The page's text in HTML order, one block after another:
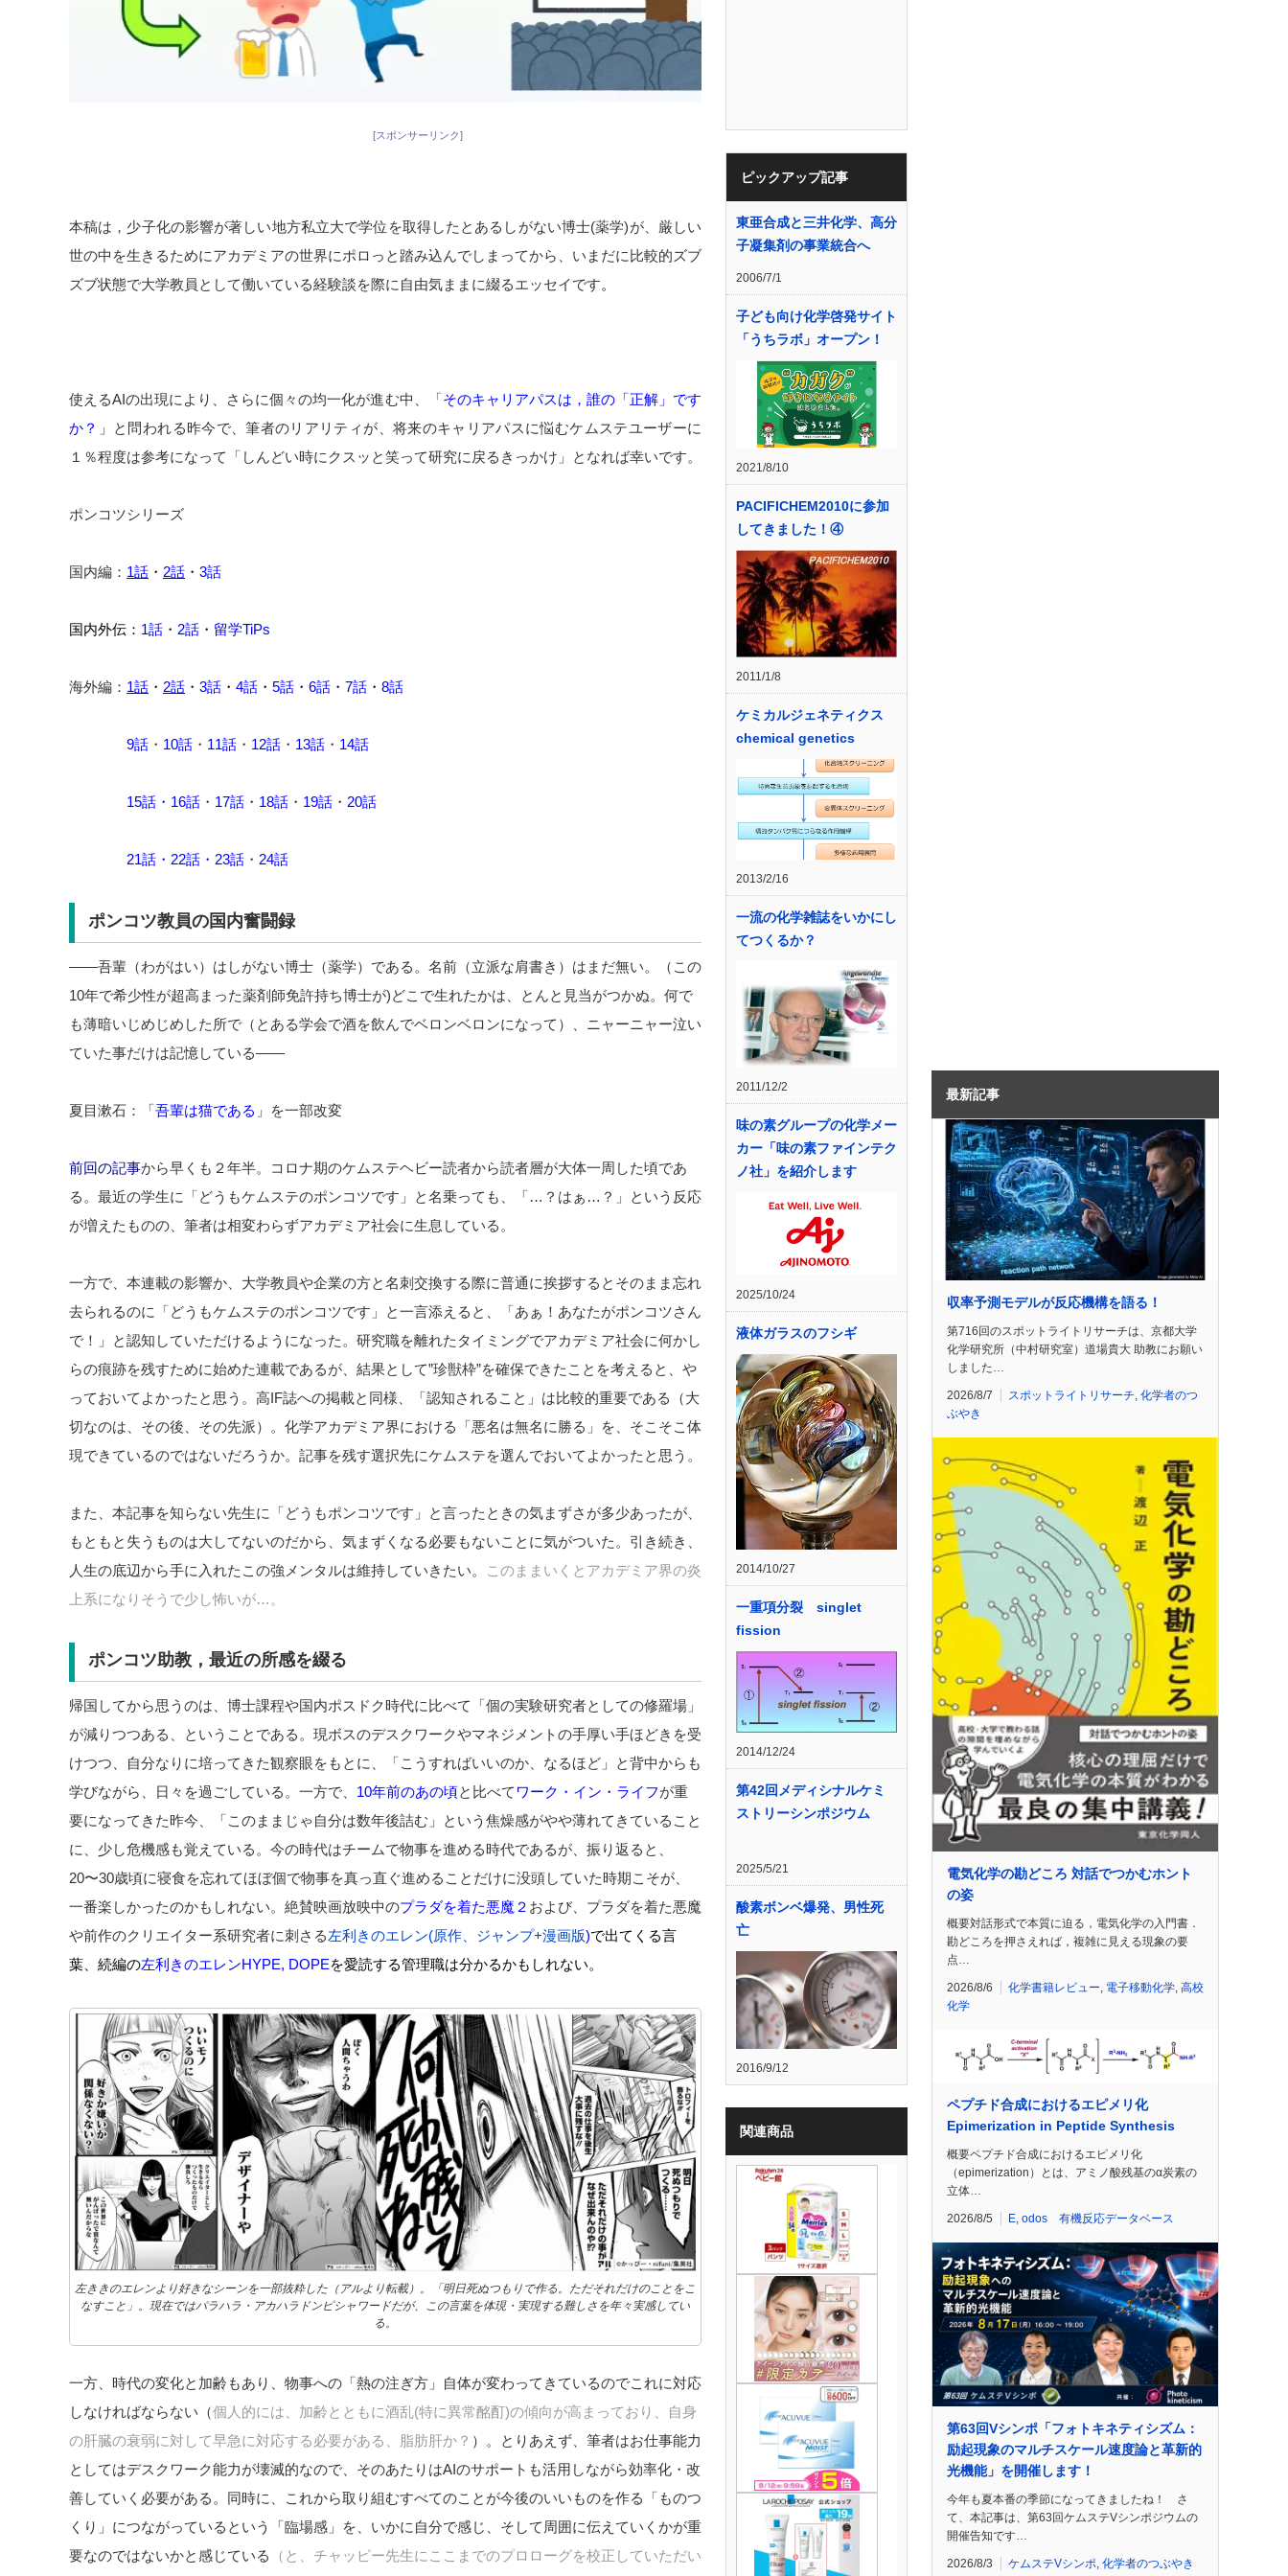
[スポンサーリンク]
本稿は，少子化の影響が著しい地方私立大で学位を取得したとあるしがない博士(薬学)が、厳しい
世の中を生きるためにアカデミアの世界にポロっと踏み込んでしまってから、いまだに比較的ズブ
ズブ状態で大学教員として働いている経験談を際に自由気ままに綴るエッセイです。
使えるAIの出現により、さらに個々の均一化が進む中、「そのキャリアパスは，誰の「正解」です
か？ 」と問われる昨今で、筆者のリアリティが、将来のキャリアパスに悩むケムステユーザーに
１％程度は参考になって「しんどい時にクスッと笑って研究に戻るきっかけ」となれば幸いです。
ポンコツシリーズ
国内編： 1話 ・ 2話 ・ 3話
国内外伝： 1話 ・ 2話 ・ 留学TiPs
海外編： 1話 ・ 2話 ・ 3話 ・ 4話 ・ 5話 ・ 6話 ・ 7話 ・ 8話
9話 ・ 10話 ・ 11話 ・ 12話 ・ 13話 ・ 14話
15話 ・ 16話 ・ 17話 ・ 18話 ・ 19話 ・ 20話
21話 ・ 22話 ・ 23話 ・ 24話
ポンコツ教員の国内奮闘録
――吾輩（わがはい）はしがない博士（薬学）である。名前（立派な肩書き）はまだ無い。（この
10年で希少性が超高まった薬剤師免許持ち博士が)どこで生れたかは、とんと見当がつかぬ。何で
も薄暗いじめじめした所で（とある学会で酒を飲んでベロンベロンになって）、ニャーニャー泣い
ていた事だけは記憶している――
夏目漱石：「吾輩は猫である 」を一部改変
前回の記事から早くも２年半。コロナ期のケムステヘビー読者から読者層が大体一周した頃であ
る。最近の学生に「どうもケムステのポンコツです」と名乗っても、「…？はぁ…？」という反応
が増えたものの、筆者は相変わらずアカデミア社会に生息している。
一方で、本連載の影響か、大学教員や企業の方と名刺交換する際に普通に挨拶するとそのまま忘れ
去られるのに「どうもケムステのポンコツです」と一言添えると、「あぁ！あなたがポンコツさん
で！」と認知していただけるようになった。研究職を離れたタイミングでアカデミア社会に何かし
らの痕跡を残すために始めた連載であるが、結果として”珍獣枠”を確保できたことを考えると、や
っておいてよかったと思う。高IF誌への掲載と同様、「認知されること」は比較的重要である（大
切なのは、その後、その先派）。化学アカデミア界における「悪名は無名に勝る」を、そこそこ体
現できているのではないだろうか。記事を残す選択先にケムステを選んでおいてよかったと思う。
また、本記事を知らない先生に「どうもポンコツです」と言ったときの気まずさが多少あったが、
もともと失うものは大してないのだから、気まずくなる必要もないことに気がついた。引き続き、
人生の底辺から手に入れたこの強メンタルは維持していきたい。
このままいくとアカデミア界の炎
上系になりそうで少し怖いが…。
ポンコツ助教，最近の所感を綴る
帰国してから思うのは、博士課程や国内ポスドク時代に比べて「個の実験研究者としての修羅場」
が減りつつある、ということである。現ボスのデスクワークやマネジメントの手厚い手ほどきを受
けつつ、自分なりに培ってきた観察眼をもとに、「こうすればいいのか、なるほど」と背中からも
学びながら、日々を過ごしている。一方で、 10年前のあの頃と比べて ワーク ・イン・ ライフが重
要になってきた昨今、「このままじゃ自分は数年後詰む」という焦燥感がやや薄れてきていること
に、少し危機感も覚えている。今の時代はチームで物事を進める時代であるが、振り返ると、
20〜30歳頃に寝食を忘れてほぼ個で物事を真っ直ぐ進めることだけに没頭していた時期こそが、
一番楽しかったのかもしれない。絶賛映画放映中のプラダを着た悪魔２ および、プラダを着た悪魔
や前作のクリエイター系研究者に刺さる左利きのエレン(原作、ジャンプ+漫画版)で出てくる言
葉、続編の左利きのエレンHYPE, DOPEを愛読する管理職は分かるかもしれない。
左ききのエレンより好きなシーンを一部抜粋した（アルより転載）。「明日死ぬつもりで作る。ただそれだけのことをこ
なすこと」。現在ではパラハラ・アカハラドンピシャワードだが、この言葉を体現・実現する難しさを年々実感してい
る。
一方、時代の変化と加齢もあり、物事への「熱の注ぎ方」自体が変わってきているのでこれに対応
しなければならない（個人的には、加齢とともに酒乱(特に異常酩酊)の傾向が高まっており、自身
の肝臓の衰弱に対して早急に対応する必要がある、脂肪肝か？ ）。とりあえず、筆者はお仕事能力
としてはデスクワーク能力が壊滅的なので、そのあたりはAIのサポートも活用しながら効率化・改
善していく必要がある。同時に、これから取り組むすべてのことが今後のいいものを作る「ものつ
くり」につながっているという「臨場感」を、いかに自分で感じ、そして周囲に伝えていくかが重
要なのではないかと感じている
（と、チャッピー先生にここまでのプロローグを校正していただい
ピックアップ記事
東亜合成と三井化学、高分
子凝集剤の事業統合へ
2006/7/1
子ども向け化学啓発サイト
「うちラボ」オープン！
2021/8/10
PACIFICHEM2010に参加
してきました！④
2011/1/8
ケミカルジェネティクス
chemical genetics
2013/2/16
一流の化学雑誌をいかにし
てつくるか？
2011/12/2
味の素グループの化学メー
カー「味の素ファインテク
ノ社」を紹介します
2025/10/24
液体ガラスのフシギ
2014/10/27
一重項分裂 singlet
fission
2014/12/24
第42回メディシナルケミ
ストリーシンポジウム
2025/5/21
酸素ボンベ爆発、男性死
亡
2016/9/12
関連商品
最新記事
収率予測モデルが反応機構を語る！
第716回のスポットライトリサーチは、京都大学
化学研究所（中村研究室）道場貴大 助教にお願い
しました…
2026/8/7 スポットライトリサーチ 化学者のつ
ぶやき
電気化学の勘どころ 対話でつかむホント
の姿
概要対話形式で本質に迫る，電気化学の入門書．
勘どころを押さえれば，複雑に見える現象の要
点…
2026/8/6 化学書籍レビュー 電子移動化学 高校
化学
ペプチド合成におけるエピメリ化
Epimerization in Peptide Synthesis
概要ペプチド合成におけるエピメリ化
（epimerization）とは、アミノ酸残基のα炭素の
立体…
2026/8/5 E odos 有機反応データベース
第63回Vシンポ「フォトキネティシズム：
励起現象のマルチスケール速度論と革新的
光機能」を開催します！
今年も夏本番の季節になってきましたね！ さ
て、本記事は、第63回ケムステVシンポジウムの
開催告知です…
2026/8/3 ケムステVシンポ, 化学者のつぶやき